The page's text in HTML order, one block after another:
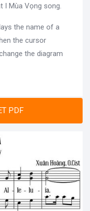
I Mùa Vọng song.
the name of a
the cursor
the diagram
PDF